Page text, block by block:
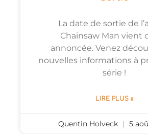
La date de sortie de
Chainsaw Man vient
annoncée. Venez
nouvelles informations à
série !
LIRE PLUS »
Quentin Holveck 5